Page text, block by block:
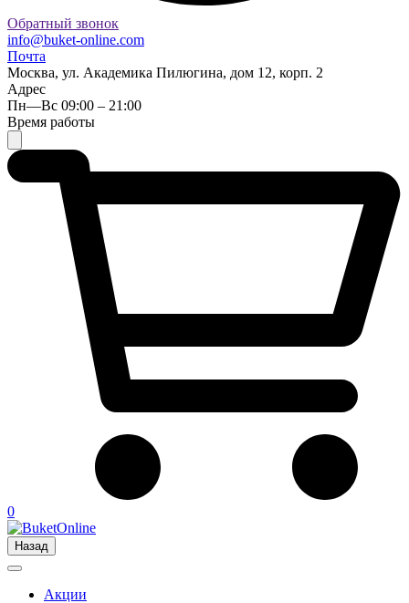
Обратный звонок
info@buket-online.com
Почта
Москва, ул. Академика Пилюгина, дом 12, корп. 2
Адрес
Пн—Вс 09:00 – 21:00
Время работы
0
Назад
Акции